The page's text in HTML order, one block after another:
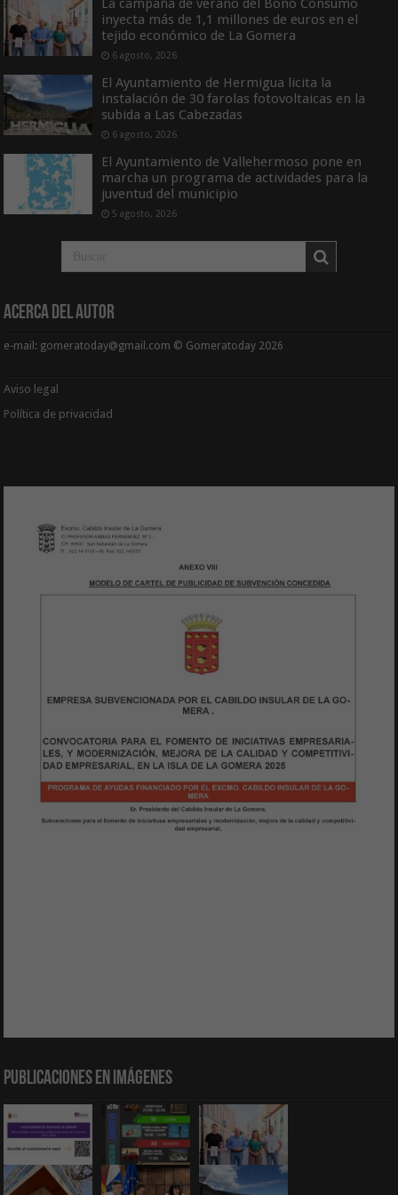
inyecta más de 1,1 millones de euros en el
tejido económico de La Gomera
6 agosto, 2026
El Ayuntamiento de Hermigua licita la
instalación de 30 farolas fotovoltaicas en la
subida a Las Cabezadas
6 agosto, 2026
El Ayuntamiento de Vallehermoso pone en
marcha un programa de actividades para la
juventud del municipio
5 agosto, 2026
Acerca del Autor
e-mail: gomeratoday@gmail.com © Gomeratoday 2026
Aviso legal
Política de privacidad
Publicaciones en Imágenes